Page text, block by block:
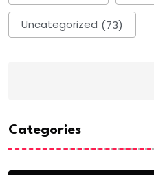
Uncategorized (73)
Categories